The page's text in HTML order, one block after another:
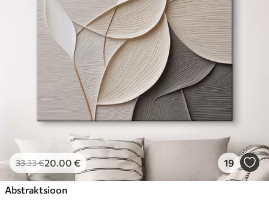
33.33€20.00 € 19
Abstraktsioon